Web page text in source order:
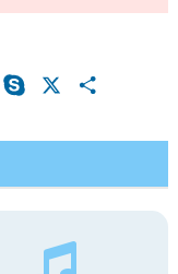
Viber Skype